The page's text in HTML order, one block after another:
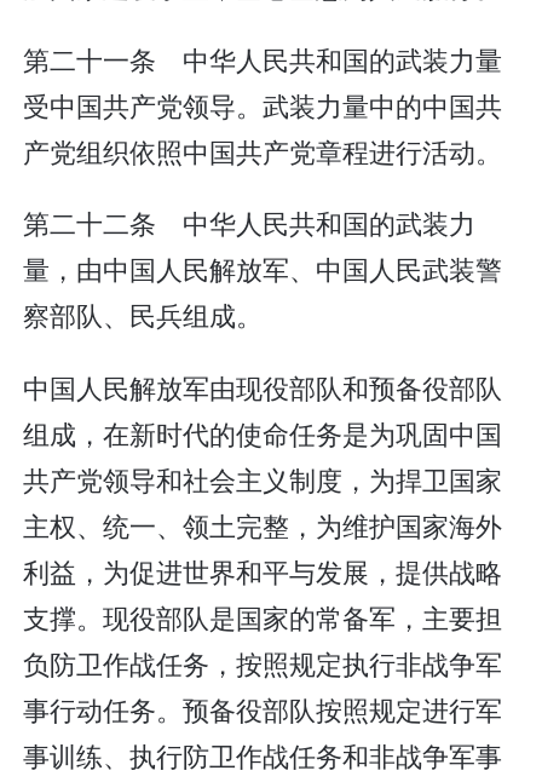
第二十一条 中华人民共和国的武装力量
受中国共产党领导。武装力量中的中国共
产党组织依照中国共产党章程进行活动。
第二十二条 中华人民共和国的武装力
量，由中国人民解放军、中国人民武装警
察部队、民兵组成。
中国人民解放军由现役部队和预备役部队
组成，在新时代的使命任务是为巩固中国
共产党领导和社会主义制度，为捍卫国家
主权、统一、领土完整，为维护国家海外
利益，为促进世界和平与发展，提供战略
支撑。现役部队是国家的常备军，主要担
负防卫作战任务，按照规定执行非战争军
事行动任务。预备役部队按照规定进行军
事训练、执行防卫作战任务和非战争军事